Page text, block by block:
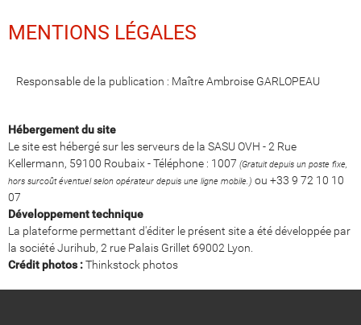
MENTIONS LÉGALES
Responsable de la publication : Maître Ambroise GARLOPEAU
Hébergement du site
Le site est hébergé sur les serveurs de la SASU OVH - 2 Rue
Kellermann, 59100 Roubaix - Téléphone : 1007 (Gratuit depuis un poste fixe,
hors surcoût éventuel selon opérateur depuis une ligne mobile.) ou +33 9 72 10 10
07
Développement technique
La plateforme permettant d'éditer le présent site a été développée par
la société Jurihub, 2 rue Palais Grillet 69002 Lyon.
Crédit photos :Thinkstock photos